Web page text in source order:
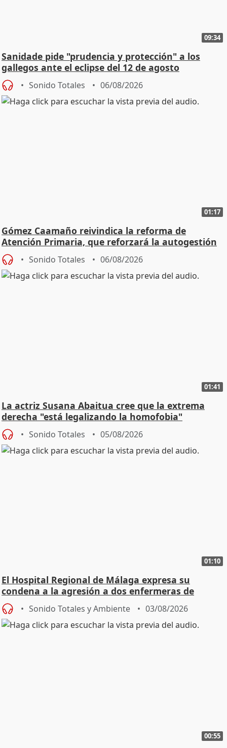
09:34
Sanidade pide "prudencia y protección" a los
gallegos ante el eclipse del 12 de agosto
Sonido Totales 06/08/2026
01:17
Gómez Caamaño reivindica la reforma de
Atención Primaria, que reforzará la autogestión
Sonido Totales 06/08/2026
01:41
La actriz Susana Abaitua cree que la extrema
derecha "está legalizando la homofobia"
Sonido Totales 05/08/2026
01:10
El Hospital Regional de Málaga expresa su
condena a la agresión a dos enfermeras de
Urgencias
Sonido Totales y Ambiente 03/08/2026
00:55